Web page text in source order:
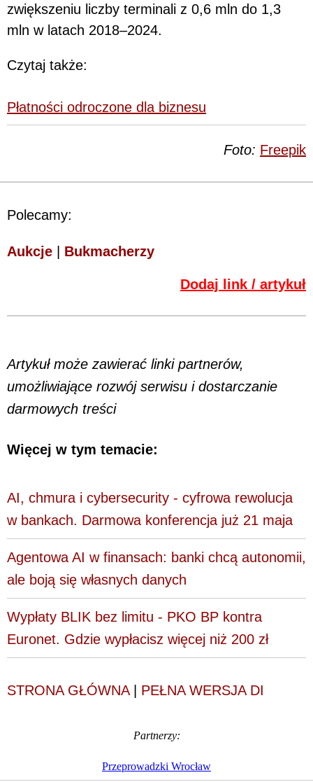
zwiększeniu liczby terminali z 0,6 mln do 1,3
mln w latach 2018–2024.
Czytaj także:
Płatności odroczone dla biznesu
Foto: Freepik
Polecamy:
Aukcje | Bukmacherzy
Dodaj link / artykuł
Artykuł może zawierać linki partnerów,
umożliwiające rozwój serwisu i dostarczanie
darmowych treści
Więcej w tym temacie:
AI, chmura i cybersecurity - cyfrowa rewolucja
w bankach. Darmowa konferencja już 21 maja
Agentowa AI w finansach: banki chcą autonomii,
ale boją się własnych danych
Wypłaty BLIK bez limitu - PKO BP kontra
Euronet. Gdzie wypłacisz więcej niż 200 zł
STRONA GŁÓWNA| PEŁNA WERSJA DI
Partnerzy:
Przeprowadzki Wrocław